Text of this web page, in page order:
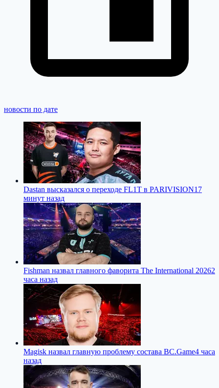
новости по дате
Dastan высказался о переходе FL1T в PARIVISION17
минут назад
Fishman назвал главного фаворита The International 20262
часа назад
Magisk назвал главную проблему состава BC.Game4 часа
назад